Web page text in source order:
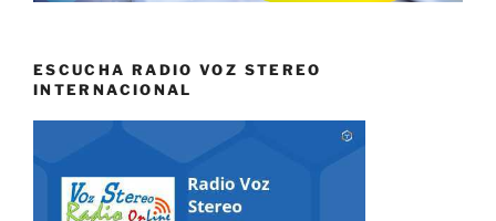
ESCUCHA RADIO VOZ STEREO
INTERNACIONAL